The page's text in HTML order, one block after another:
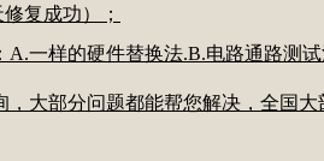
复成功）；
A.一样的硬件替换法.B.电路通路测
，大部分问题都能帮您解决，全国